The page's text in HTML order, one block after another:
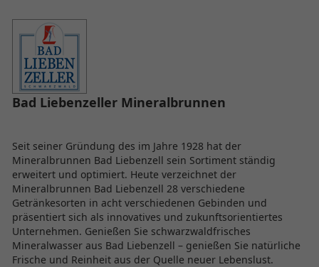
Bad Liebenzeller Mineralbrunnen
Seit seiner Gründung des im Jahre 1928 hat der
Mineralbrunnen Bad Liebenzell sein Sortiment ständig
erweitert und optimiert. Heute verzeichnet der
Mineralbrunnen Bad Liebenzell 28 verschiedene
Getränkesorten in acht verschiedenen Gebinden und
präsentiert sich als innovatives und zukunftsorientiertes
Unternehmen. Genießen Sie schwarzwaldfrisches
Mineralwasser aus Bad Liebenzell – genießen Sie natürliche
Frische und Reinheit aus der Quelle neuer Lebenslust.